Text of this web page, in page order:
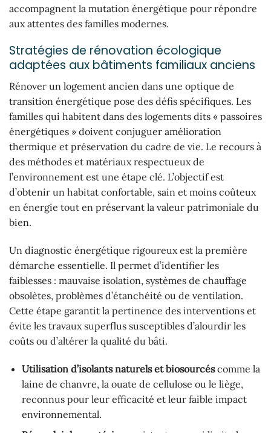
accompagnent la mutation énergétique pour répondre
aux attentes des familles modernes.
Stratégies de rénovation écologique
adaptées aux bâtiments familiaux anciens
Rénover un logement ancien dans une optique de
transition énergétique pose des défis spécifiques. Les
familles qui habitent dans des logements dits « passoires
énergétiques » doivent conjuguer amélioration
thermique et préservation du cadre de vie. Le recours à
des méthodes et matériaux respectueux de
l’environnement est une étape clé. L’objectif est
d’obtenir un habitat confortable, sain et moins coûteux
en énergie tout en préservant la valeur patrimoniale du
bien.
Un diagnostic énergétique rigoureux est la première
démarche essentielle. Il permet d’identifier les
faiblesses : mauvaise isolation, systèmes de chauffage
obsolètes, problèmes d’étanchéité ou de ventilation.
Cette étape garantit la pertinence des interventions et
évite les travaux superflus susceptibles d’alourdir les
coûts ou d’altérer la qualité du bâti.
Utilisation d’isolants naturels et biosourcéscomme la
laine de chanvre, la ouate de cellulose ou le liège,
reconnus pour leur efficacité et leur faible impact
environnemental.